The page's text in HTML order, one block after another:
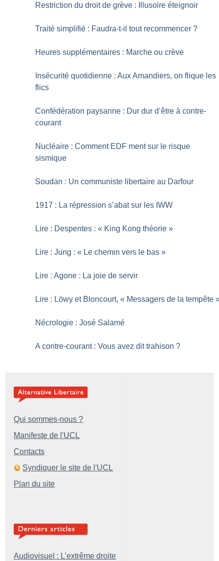
Restriction du droit de grève : Illusoire éteignoir
Traité simplifié : Faudra-t-il tout recommencer ?
Heures supplémentaires : Marche ou crève
Insécurité quotidienne : Aux Amandiers, on flique les
flics
Confédération paysanne : Dur dur d’être à contre-
courant
Nucléaire : Comment EDF ment sur le risque
sismique
Soudan : Un communiste libertaire au Darfour
1917 : La répression s’abat sur les IWW
Lire : Despentes : « King Kong théorie »
Lire : Jung : « Le chemin vers le bas »
Lire : Agone : La joie de servir
Lire : Löwy et Bloncourt, « Messagers de la tempête
Nécrologie : José Salamé
A contre-courant : Vous avez dit trahison ?
Qui sommes-nous ?
Manifeste de l'UCL
Contacts
Syndiquer le site de l'UCL
Plan du site
Audiovisuel : L’extrême droite